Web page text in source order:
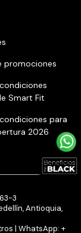
promociones
Smart Fit
para
2026
3
Antioquia,
| WhatsApp: +